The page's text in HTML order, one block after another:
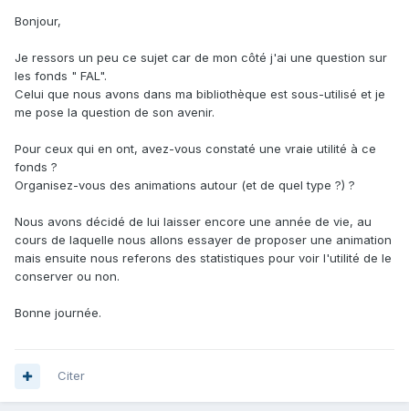
Bonjour,
Je ressors un peu ce sujet car de mon côté j'ai une question sur
les fonds " FAL".
Celui que nous avons dans ma bibliothèque est sous-utilisé et je
me pose la question de son avenir.
Pour ceux qui en ont, avez-vous constaté une vraie utilité à ce
fonds ?
Organisez-vous des animations autour (et de quel type ?) ?
Nous avons décidé de lui laisser encore une année de vie, au
cours de laquelle nous allons essayer de proposer une animation
mais ensuite nous referons des statistiques pour voir l'utilité de le
conserver ou non.
Bonne journée.
Citer